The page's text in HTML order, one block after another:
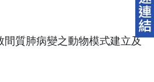
質肺病變之動物模式建立及